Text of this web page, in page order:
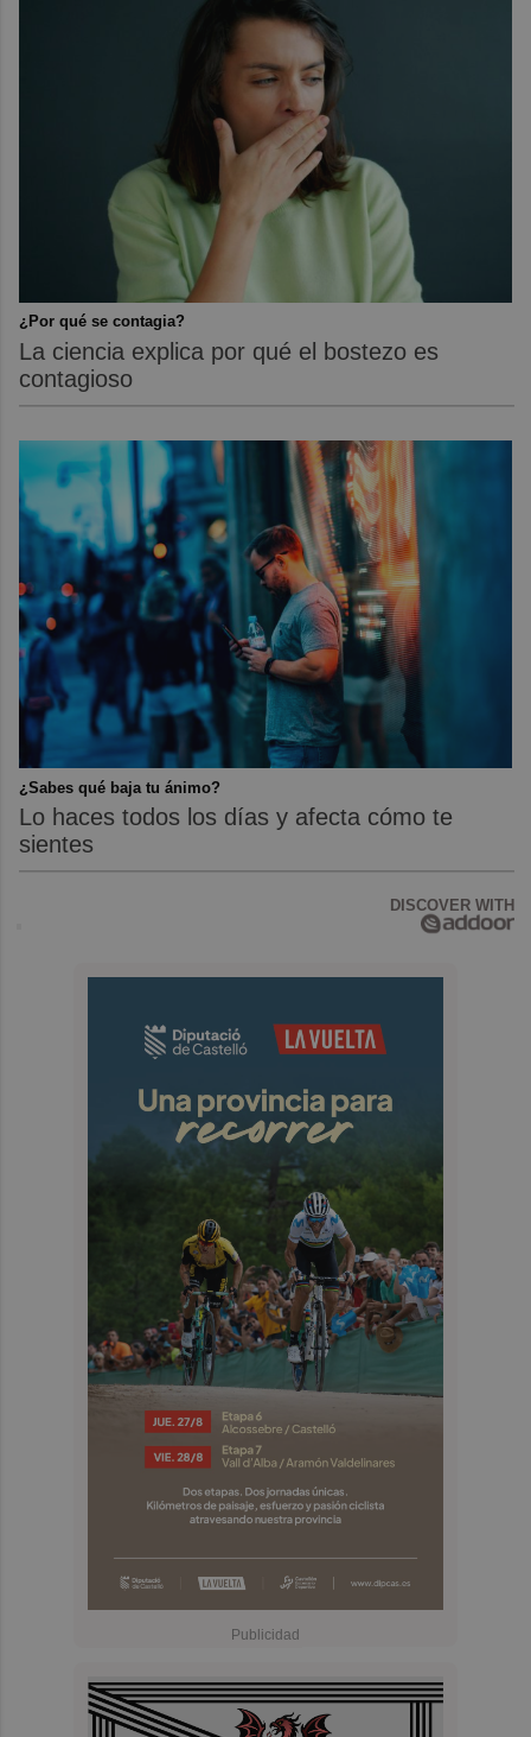
¿Por qué se contagia?
La ciencia explica por qué el bostezo es
contagioso
¿Sabes qué baja tu ánimo?
Lo haces todos los días y afecta cómo te
sientes
DISCOVER WITH